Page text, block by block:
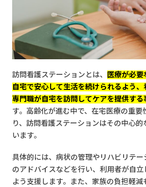
地域医療ニーズを把握するための調
4.2利用者視点で考えるサービス内容の
4.3訪問看護サービスの差別化ポイント
5資金調達と運営資金の管理
5.1開業資金の調達方法と注意点
5.2助成金や補助金の活用術
6訪問看護ステーションを立ち上げるため
6.1スタッフの採用とチームビルディン
6.2効果的なシフト管理と働きやすい環
6.3利用者から信頼を得る運営のポイン
まとめ
訪問看護ステーションとは、
医療が必
自宅で安心して生活を続けられるよう、
専門職が自宅を訪問してケアを提供する
す。高齢化が進む中で、在宅医療の重要
り、訪問看護ステーションはその中心
います。
具体的には、病状の管理やリハビリテー
のアドバイスなどを行い、利用者が自立
よう支援します。また、家族の負担軽